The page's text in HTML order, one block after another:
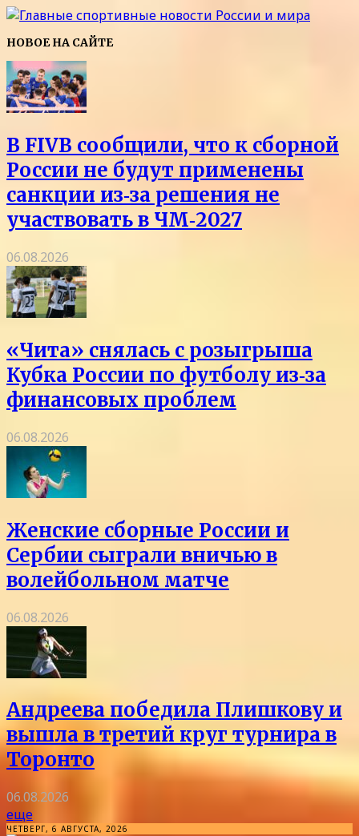
НОВОЕ НА САЙТЕ
В FIVB сообщили, что к сборной
России не будут применены
санкции из‑за решения не
участвовать в ЧМ‑2027
06.08.2026
«Чита» снялась с розыгрыша
Кубка России по футболу из‑за
финансовых проблем
06.08.2026
Женские сборные России и
Сербии сыграли вничью в
волейбольном матче
06.08.2026
Андреева победила Плишкову и
вышла в третий круг турнира в
Торонто
06.08.2026
еще
ЧЕТВЕРГ, 6 АВГУСТА, 2026